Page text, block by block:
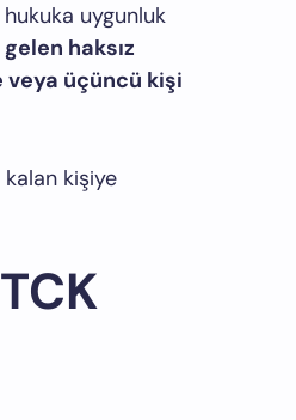
uygunluk
haksız
veya üçüncü kişi
kişiye